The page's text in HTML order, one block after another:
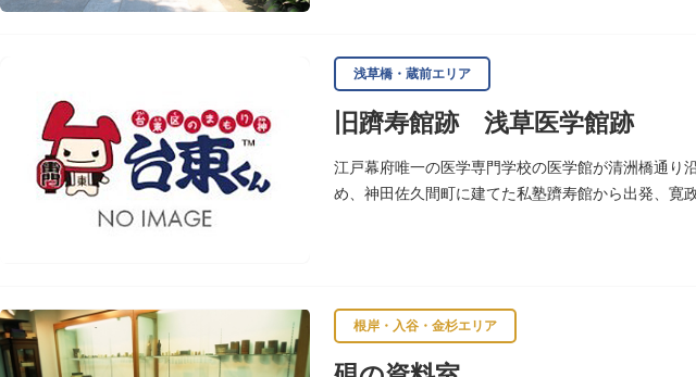
浅草橋・蔵前エリア
旧躋寿館跡 浅草医学館跡
江戸幕府唯一の医学専門学校の医学館が清洲橋通り
め、神田佐久間町に建てた私塾躋寿館から出発、寛
根岸・入谷・金杉エリア